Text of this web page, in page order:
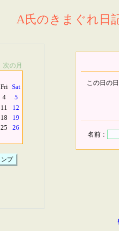
A氏のきまぐれ日
次の月
Fri Sat
4
5
11
12
18
19
25
26
この日の
名前：